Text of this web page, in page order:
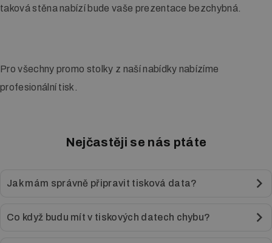
taková stěna nabízí bude vaše prezentace bezchybná.
Pro všechny promo stolky z naší nabídky nabízíme
profesionální tisk.
Nejčastěji se nás ptáte
Jak mám správně připravit tisková data?
připravit. Grafiku by zpravidla měl dělat grafik, pro kterého
Co když budu mít v tiskových datech chybu?